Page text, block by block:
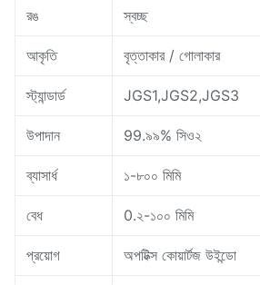
রঙ স্বচ্ছ
আকৃতি বৃত্তাকার / গোলাকার
স্ট্যান্ডার্ড JGS1,JGS2,JGS3
উপাদান 99.৯৯% সিও২
ব্যাসার্ধ ১-৮০০ মিমি
বেধ 0.২-১০০ মিমি
প্রয়োগ অপটিক্স কোয়ার্টজ উইন্ডো